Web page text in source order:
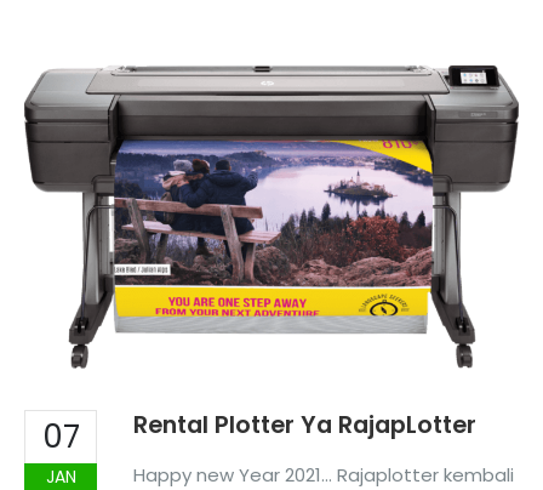
07
JAN
Rental Plotter Ya RajapLotter
Happy new Year 2021... Rajaplotter kembali